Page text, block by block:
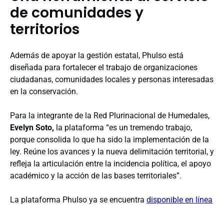
de comunidades y
territorios
Además de apoyar la gestión estatal, Phulso está
diseñada para fortalecer el trabajo de organizaciones
ciudadanas, comunidades locales y personas interesadas
en la conservación.
Para la integrante de la Red Plurinacional de Humedales,
Evelyn Soto, la plataforma “es un tremendo trabajo,
porque consolida lo que ha sido la implementación de la
ley. Reúne los avances y la nueva delimitación territorial, y
refleja la articulación entre la incidencia política, el apoyo
académico y la acción de las bases territoriales”.
La plataforma Phulso ya se encuentra disponible en línea